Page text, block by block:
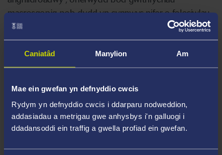
Caniatâd Manylion Am
Mae ein gwefan yn defnyddio cwcis
Rydym yn defnyddio cwcis i ddarparu nodweddion,
addasiadau a metrigau gwe anhysbys i'n galluogi i
ddadansoddi ein traffig a gwella profiad ein gwefan.
macrosgopig pob dydd yn cynnwys nifer o foleciwlau
bach iawn y mae eu symudiadau microsgopig mor
gymhleth fel nad oes gobaith o harneisio eu hegni
mewn ffordd ddefnyddiol. Caiff y syniad hwn o "egni
anhygyrch" ei ategu gan gyfrifiad Hawking a Bekenstein
dwll du'n annirnadwy i arsylwr allanol.